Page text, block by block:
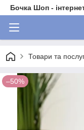
Бочка Шоп -
Товари та
–50%